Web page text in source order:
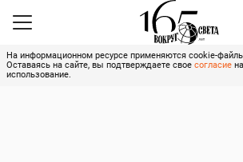
На информационном ресурсе применяются cookie-
Оставаясь на сайте, вы подтверждаете свое согласие
использование.